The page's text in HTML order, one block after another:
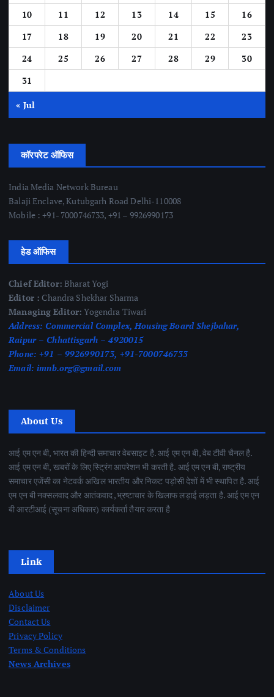
10
11 12 13 14 15
16
17
18 19 20 21 22
23
24
25 26 27 28 29
30
31
« Jul
कॉरपरेट ऑफिस
India Media Network Bureau
Balaji Enclave, Kutubgarh Road Delhi-110008
Mobile : +91- 7000746733, +91 – 9926990173
हेड ऑफिस
Chief Editor: Bharat Yogi
Editor : Chandra Shekhar Sharma
Managing Editor: Yogendra Tiwari
Address: Commercial Complex, Housing Board Shejbahar,
Raipur – Chhattisgarh – 4920015
Phone: +91 – 9926990173, +91-7000746733
Email: imnb.org@gmail.com
About Us
आई एम एन बी, भारत की हिन्दी समाचार वेबसाइट है. आई एम एन बी, वेब टीवी चैनल है.
आई एम एन बी, खबरों के लिए स्ट्रिंग आपरेशन भी करती है. आई एम एन बी, राष्ट्रीय
समाचार एजेंसी का नेटवर्क अखिल भारतीय और निकट पड़ोसी देशों में भी स्थापित है. आई
एम एन बी नक्सलवाद और आतंकवाद ,भ्रष्टाचार के खिलाफ लड़ाई लड़ता है. आई एम एन
बी आरटीआई (सूचना अधिकार) कार्यकर्ता तैयार करता है
Link
About Us
Disclaimer
Contact Us
Privacy Policy
Terms & Conditions
News Archives